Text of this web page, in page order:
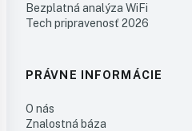
Bezplatná analýza WiFi
Tech pripravenosť 2026
PRÁVNE INFORMÁCIE
O nás
Znalostná báza